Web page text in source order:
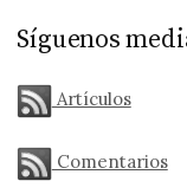
Síguenos
Artículos
Comentarios